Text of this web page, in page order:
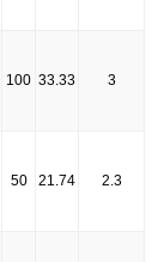
100 33.33 3
50 21.74 2.3